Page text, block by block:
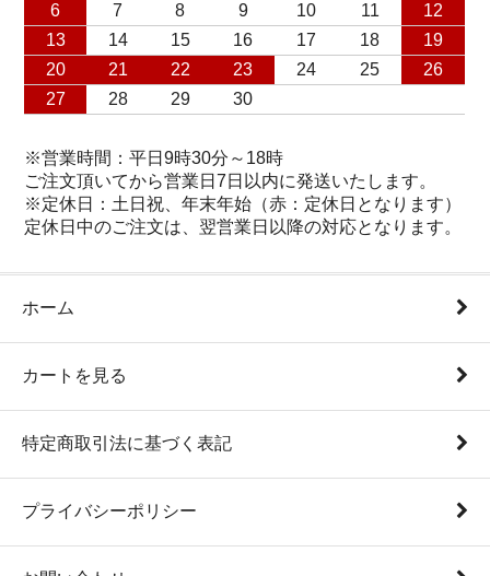
6
7 8 9 10 11
12
13
14 15 16 17 18
19
20
21 22 23 24 25
26
27
28 29 30
※営業時間：平日9時30分～18時
ご注文頂いてから営業日7日以内に発送いたします。
※定休日：土日祝、年末年始（赤：定休日となります）
定休日中のご注文は、翌営業日以降の対応となります。
ホーム
カートを見る
特定商取引法に基づく表記
プライバシーポリシー